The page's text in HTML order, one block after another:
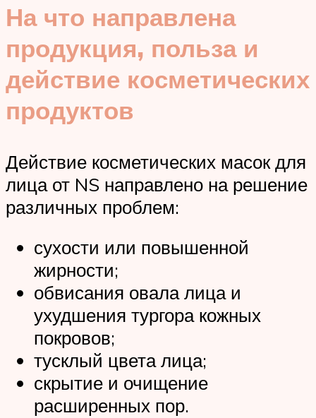
На что направлена
продукция, польза и
действие косметических
продуктов
Действие косметических масок для
лица от NS направлено на решение
различных проблем:
сухости или повышенной
жирности;
обвисания овала лица и
ухудшения тургора кожных
покровов;
тусклый цвета лица;
скрытие и очищение
расширенных пор.